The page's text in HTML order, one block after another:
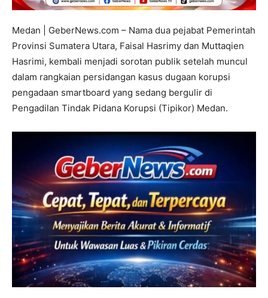
Medan | GeberNews.com – Nama dua pejabat Pemerintah
Provinsi Sumatera Utara, Faisal Hasrimy dan Muttaqien
Hasrimi, kembali menjadi sorotan publik setelah muncul
dalam rangkaian persidangan kasus dugaan korupsi
pengadaan smartboard yang sedang bergulir di
Pengadilan Tindak Pidana Korupsi (Tipikor) Medan.